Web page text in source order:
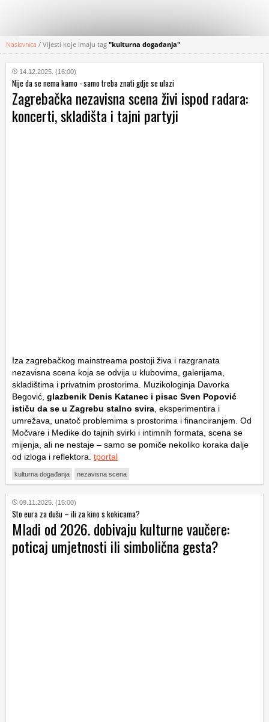
KATEGORIJE
HRVATSKI
WEB
Naslovnica / Vijesti koje imaju tag "kulturna događanja"
14.12.2025. (16:00)
Nije da se nema kamo - samo treba znati gdje se ulazi
Zagrebačka nezavisna scena živi ispod radara:
koncerti, skladišta i tajni partyji
Iza zagrebačkog mainstreama postoji živa i razgranata
nezavisna scena koja se odvija u klubovima, galerijama,
skladištima i privatnim prostorima. Muzikologinja Davorka
Begović, glazbenik Denis Katanec i pisac Sven Popović
ističu da se u Zagrebu stalno svira , eksperimentira i
umrežava, unatoč problemima s prostorima i financiranjem. Od
Močvare i Medike do tajnih svirki i intimnih formata, scena se
mijenja, ali ne nestaje – samo se pomiče nekoliko koraka dalje
od izloga i reflektora. tportal
kulturna događanja nezavisna scena
09.11.2025. (15:00)
Sto eura za dušu – ili za kino s kokicama?
Mladi od 2026. dobivaju kulturne vaučere:
poticaj umjetnosti ili simbolična gesta?